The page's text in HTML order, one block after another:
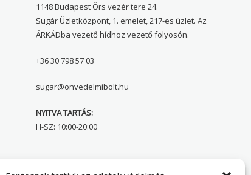
1148 Budapest Örs vezér tere 24.
Sugár Üzletközpont, 1. emelet, 217-es üzlet. Az
ÁRKÁDba vezető hídhoz vezető folyosón.
+36 30 798 57 03
sugar@onvedelmibolt.hu
NYITVA TARTÁS:
H-SZ: 10:00-20:00
Önvédelmi Bolt – Főoldal